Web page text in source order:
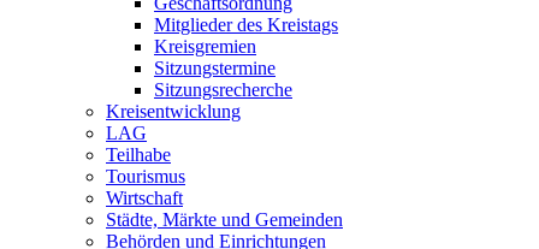
Mitglieder des Kreistags
Kreisgremien
Sitzungstermine
Sitzungsrecherche
Kreisentwicklung
LAG
Teilhabe
Tourismus
Wirtschaft
Städte, Märkte und Gemeinden
Behörden und Einrichtungen